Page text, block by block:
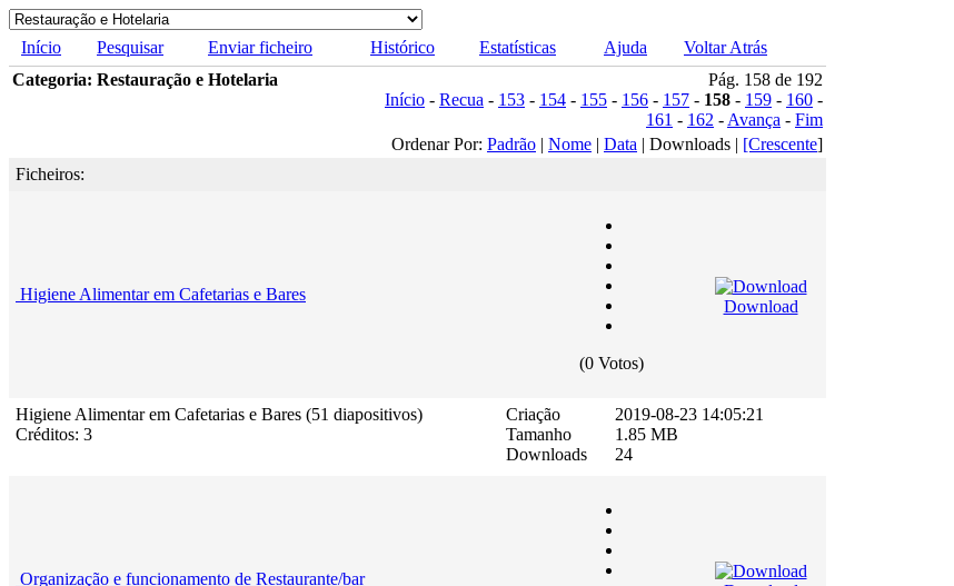
Início Pesquisar Enviar ficheiro Histórico Estatísticas Ajuda
Voltar Atrás
Categoria: Restauração e Hotelaria
Pág. 158 de 192
Início - Recua - 153 - 154 - 155 - 156 - 157 - 158 - 159 - 160 -
161 - 162 -Avança - Fim
Ordenar Por: Padrão | Nome | Data | Downloads | [Crescente]
Ficheiros:
Higiene Alimentar em Cafetarias e Bares
(0 Votos)
Download
Higiene Alimentar em Cafetarias e Bares (51 diapositivos)
Créditos: 3
Criação
Tamanho
Downloads
2019-08-23 14:05:21
1.85 MB
24
Organização e funcionamento de Restaurante/bar